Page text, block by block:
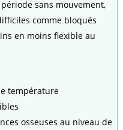
sans mouvement,
comme bloqués
en moins flexible au
température
osseuses au niveau de